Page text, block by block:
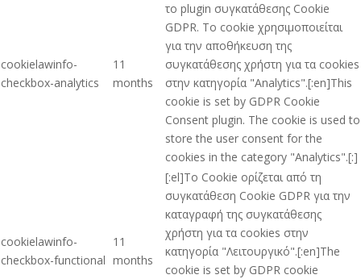
cookielawinfo-
checkbox-analytics
11
months
το plugin συγκατάθεσης Cookie
GDPR. Το cookie χρησιμοποιείται
για την αποθήκευση της
συγκατάθεσης χρήστη για τα cookies
στην κατηγορία "Analytics".[:en]This
cookie is set by GDPR Cookie
Consent plugin. The cookie is used to
store the user consent for the
cookies in the category "Analytics".[:]
cookielawinfo-
checkbox-functional
11
months
[:el]Το Cookie ορίζεται από τη
συγκατάθεση Cookie GDPR για την
καταγραφή της συγκατάθεσης
χρήστη για τα cookies στην
κατηγορία "Λειτουργικό".[:en]The
cookie is set by GDPR cookie